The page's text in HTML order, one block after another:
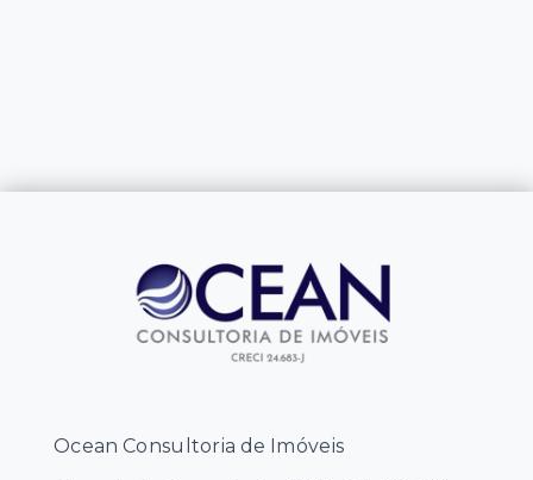
Ocean Consultoria de Imóveis